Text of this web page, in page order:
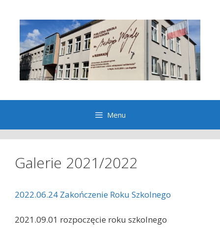
Menu
Galerie 2021/2022
2022.06.24 Zakończenie Roku Szkolnego
2021.09.01 rozpoczęcie roku szkolnego